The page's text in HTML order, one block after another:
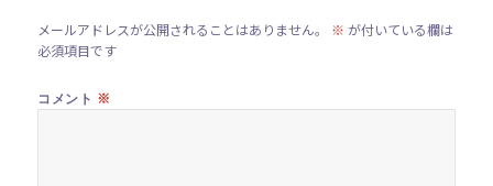
メールアドレスが公開されることはありません。 ※ が付いている欄は
必須項目です
コメント ※